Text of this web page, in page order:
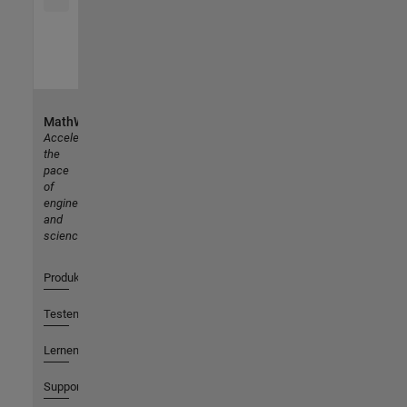
MathWorks
Accelerating
the
pace
of
engineering
and
science
Produkte
Testen oder Kaufen
Lernen
Support